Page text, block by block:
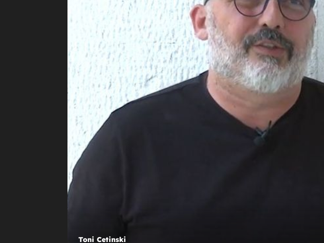
Toni Cetinski
+8
EVO O ČEMU JE RIJEČ!
Natjecatelj showa Nove TV ima poruku za
Tonyja Cetinskog: ''Dao sam si mali
zadatak!''
''JA SE NEĆU
Jakov
oko